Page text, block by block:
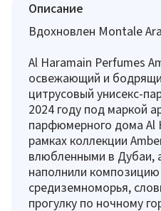
Описание
Вдохновлен Montale
Al Haramain Perfumes
освежающий и
цитрусовый унисекс-
2024 году под маркой
парфюмерного дома Al
рамках коллекции
влюбленными в Дубаи,
наполнили
средиземноморья,
прогулку по ночному